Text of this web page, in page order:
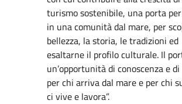
turismo sostenibile, una porta
in una comunità dal mare, per
bellezza, la storia, le tradizioni ed
esaltarne il profilo culturale. Il
un’opportunità di conoscenza e
per chi arriva dal mare e per chi
ci vive e lavora”.